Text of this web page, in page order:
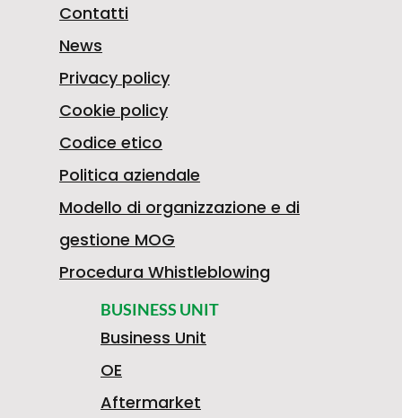
G
5
0
3
8
1
C
O
P
G
E
BUSINESS UNIT
Business Unit
OE
Aftermarket
Contatti
News
Privacy policy
Cookie policy
Codice etico
Politica aziendale
Modello di organizzazione e di
gestione MOG
Procedura Whistleblowing